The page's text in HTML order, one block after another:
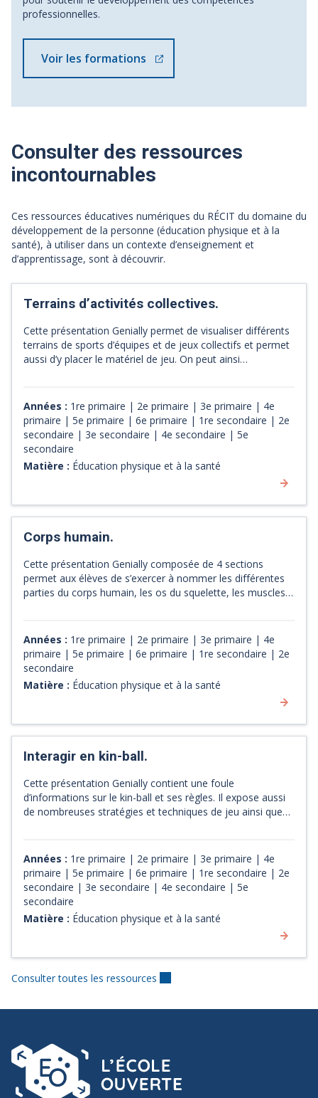
professionnelles.
Voir les formations
Consulter des ressources
incontournables
Ces ressources éducatives numériques du RÉCIT du domaine du
développement de la personne (éducation physique et à la
santé), à utiliser dans un contexte d’enseignement et
d’apprentissage, sont à découvrir.
Terrains d’activités collectives.
Cette présentation Genially permet de visualiser différents
terrains de sports d’équipes et de jeux collectifs et permet
aussi d’y placer le matériel de jeu. On peut ainsi
Années : 1re primaire | 2e primaire | 3e primaire | 4e
primaire | 5e primaire | 6e primaire | 1re secondaire | 2e
secondaire | 3e secondaire | 4e secondaire | 5e
secondaire
Matière : Éducation physique et à la santé
Corps humain.
Cette présentation Genially composée de 4 sections
permet aux élèves de s’exercer à nommer les différentes
parties du corps humain, les os du squelette, les muscles
Années : 1re primaire | 2e primaire | 3e primaire | 4e
primaire | 5e primaire | 6e primaire | 1re secondaire | 2e
secondaire
Matière : Éducation physique et à la santé
Interagir en kin-ball.
Cette présentation Genially contient une foule
d’informations sur le kin-ball et ses règles. Il expose aussi
de nombreuses stratégies et techniques de jeu ainsi que
nécessaire au bon déroulement du jeu : un chronomètre,
un outil de tirage, un tableau de pointage, un terrain
numérique interactif et plus.
Années : 1re primaire | 2e primaire | 3e primaire | 4e
primaire | 5e primaire | 6e primaire | 1re secondaire | 2e
secondaire | 3e secondaire | 4e secondaire | 5e
secondaire
Matière : Éducation physique et à la santé
Consulter toutes les ressources